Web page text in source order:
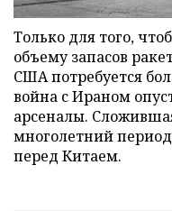
Только для того,
объему запасов
США потребуется
война с Ираном
арсеналы.
многолетний
перед Китаем.